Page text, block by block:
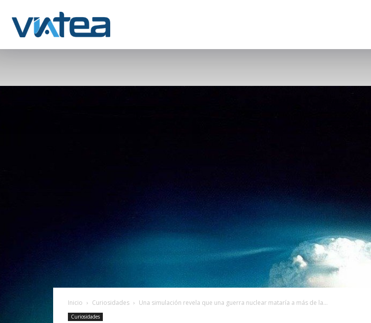
Inicio Curiosidades Una simulación revela que una guerra nuclear mataría a más de la...
Curiosidades